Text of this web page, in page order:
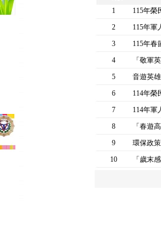
1
115年榮
2
115年軍
3
115年春
4
「敬軍
5
音遊英
6
114年榮
7
114年軍
8
「春遊
9
環保政
10
「歲末